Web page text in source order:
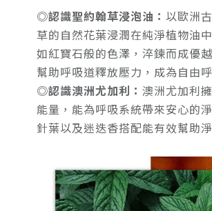
◎認識聖約翰草浸泡油： 以歐洲
草的自然花葉浸潤在純淨植物油
如紅寶石般的色澤，淬鍊而成優
幫助呼吸道釋放壓力，成為自由
◎認識澳洲尤加利： 澳洲尤加利
能量，能為呼吸系統帶來安心的
針葉以及迷迭香搭配能有效幫助